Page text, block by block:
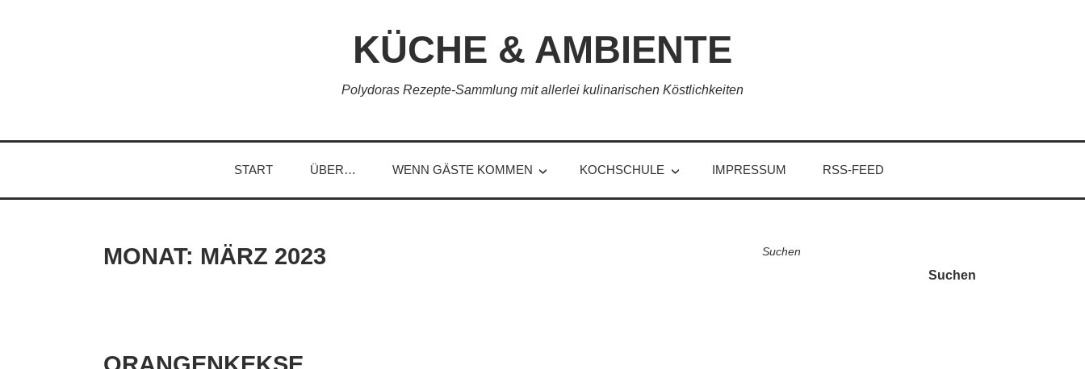
KÜCHE & AMBIENTE
Polydoras Rezepte-Sammlung mit allerlei kulinarischen Köstlichkeiten
START ÜBER… WENN GÄSTE KOMMEN KOCHSCHULE IMPRESSUM RSS-FEED
MONAT: MÄRZ 2023 Suchen
Suchen